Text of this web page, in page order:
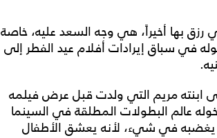
رزق بها أخيراً، هي وجه السعد عليه، خاصة
في سباق إيرادات أفلام عيد الفطر إلى
ابنته مريم التي ولدت قبل عرض فيلمه
دخوله عالم البطولات المطلقة في السينما
يغضبه في شيء، لأنه يعشق الأطفال